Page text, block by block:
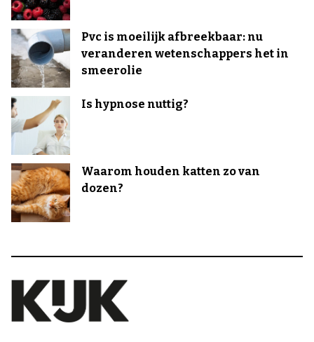
Pvc is moeilijk afbreekbaar: nu
veranderen wetenschappers het in
smeerolie
Is hypnose nuttig?
Waarom houden katten zo van
dozen?